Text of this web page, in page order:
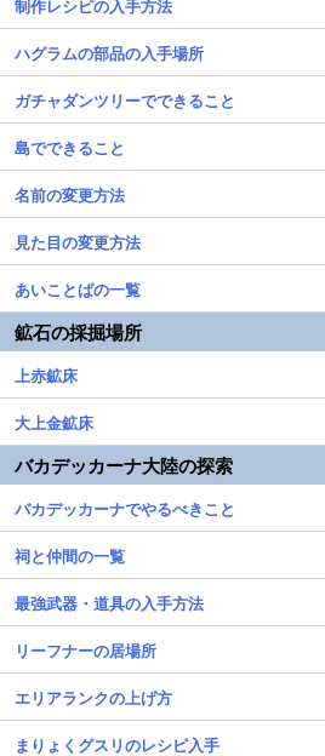
制作レシピの入手方法
ハグラムの部品の入手場所
ガチャダンツリーでできること
島でできること
名前の変更方法
見た目の変更方法
あいことばの一覧
鉱石の採掘場所
上赤鉱床
大上金鉱床
バカデッカーナ大陸の探索
バカデッカーナでやるべきこと
祠と仲間の一覧
最強武器・道具の入手方法
リーフナーの居場所
エリアランクの上げ方
まりょくグスリのレシピ入手